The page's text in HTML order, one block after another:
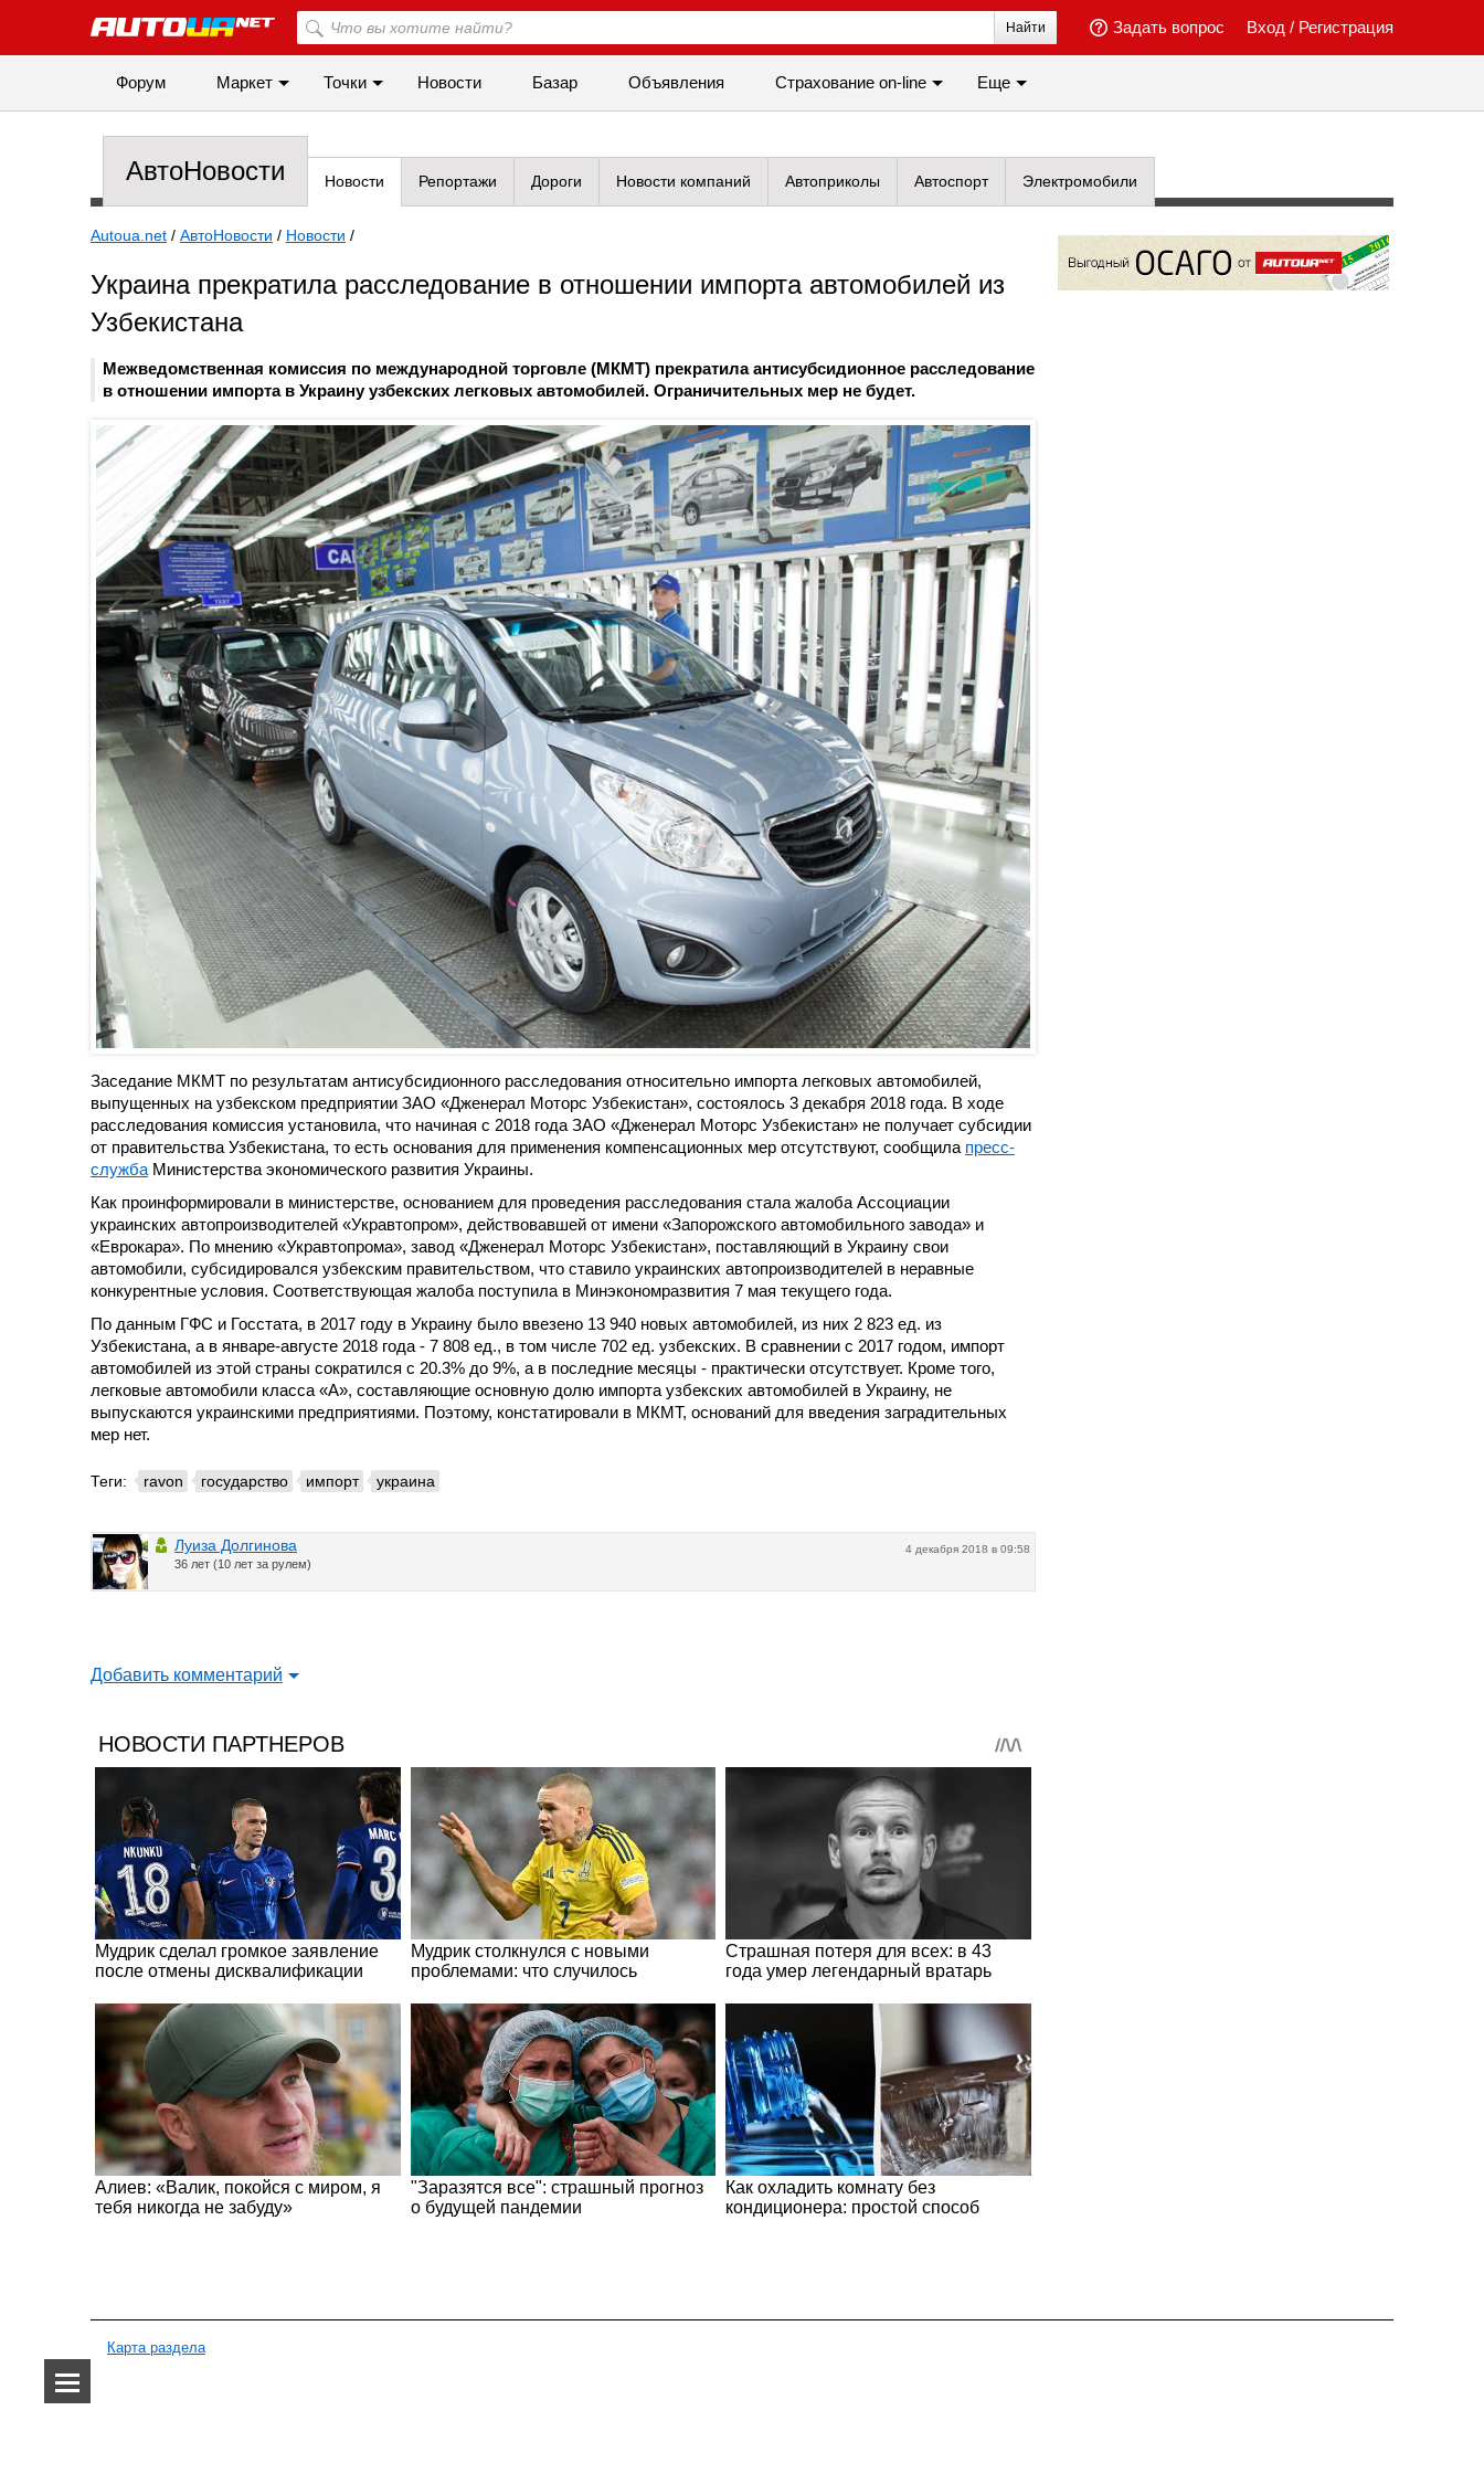
Вход / Регистрация
Задать вопрос
Найти
Форум Маркет Точки Новости Базар Объявления Cтрахование on-line Еще
АвтоНовости Новости Репортажи Дороги Новости компаний Автоприколы Автоспорт Электромобили
Autoua.net / АвтоНовости / Новости /
Украина прекратила расследование в отношении импорта автомобилей из
Узбекистана
Межведомственная комиссия по международной торговле (МКМТ) прекратила антисубсидионное расследование
в отношении импорта в Украину узбекских легковых автомобилей. Ограничительных мер не будет.
Заседание МКМТ по результатам антисубсидионного расследования относительно импорта легковых автомобилей,
выпущенных на узбекском предприятии ЗАО «Дженерал Моторс Узбекистан», состоялось 3 декабря 2018 года. В ходе
расследования комиссия установила, что начиная с 2018 года ЗАО «Дженерал Моторс Узбекистан» не получает субсидии
от правительства Узбекистана, то есть основания для применения компенсационных мер отсутствуют, сообщила пресс-
служба Министерства экономического развития Украины.
Как проинформировали в министерстве, основанием для проведения расследования стала жалоба Ассоциации
украинских автопроизводителей «Укравтопром», действовавшей от имени «Запорожского автомобильного завода» и
«Еврокара». По мнению «Укравтопрома», завод «Дженерал Моторс Узбекистан», поставляющий в Украину свои
автомобили, субсидировался узбекским правительством, что ставило украинских автопроизводителей в неравные
конкурентные условия. Соответствующая жалоба поступила в Минэкономразвития 7 мая текущего года.
По данным ГФС и Госстата, в 2017 году в Украину было ввезено 13 940 новых автомобилей, из них 2 823 ед. из
Узбекистана, а в январе-августе 2018 года - 7 808 ед., в том числе 702 ед. узбекских. В сравнении с 2017 годом, импорт
автомобилей из этой страны сократился с 20.3% до 9%, а в последние месяцы - практически отсутствует. Кроме того,
легковые автомобили класса «А», составляющие основную долю импорта узбекских автомобилей в Украину, не
выпускаются украинскими предприятиями. Поэтому, констатировали в МКМТ, оснований для введения заградительных
мер нет.
Теги: ravon государство импорт украина
4 декабря 2018 в 09:58
Луиза Долгинова
36 лет (10 лет за рулем)
Добавить комментарий
Карта раздела